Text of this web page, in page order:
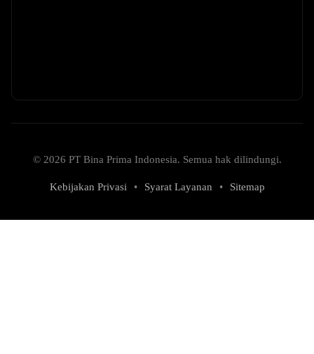
© 2026 PT Bina Prima Indonesia. Semua hak dilindungi.
Kebijakan Privasi • Syarat Layanan • Sitemap